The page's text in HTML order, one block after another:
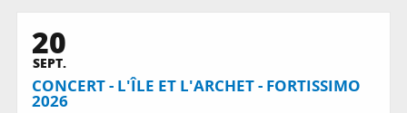
En lien avec
20
SEPT.
CONCERT - L'ÎLE ET L'ARCHET - FORTISSIMO
2026